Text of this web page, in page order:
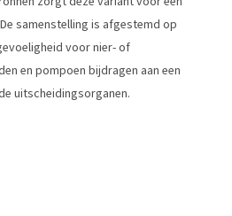
samenstelling is afgestemd op
voor nier- of
en pompoen bijdragen aan een
uitscheidingsorganen.